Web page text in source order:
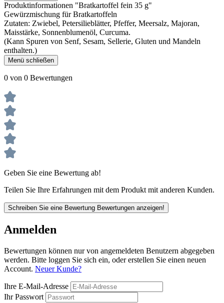
Produktinformationen "Bratkartoffel fein 35 g"
Gewürzmischung für Bratkartoffeln
Zutaten: Zwiebel, Petersilieblätter, Pfeffer, Meersalz, Majoran,
Maisstärke, Sonnenblumenöl, Curcuma.
(Kann Spuren von Senf, Sesam, Sellerie, Gluten und Mandeln
enthalten.)
Menü schließen
0 von 0 Bewertungen
Geben Sie eine Bewertung ab!
Teilen Sie Ihre Erfahrungen mit dem Produkt mit anderen Kunden.
Schreiben Sie eine Bewertung Bewertungen anzeigen!
Anmelden
Bewertungen können nur von angemeldeten Benutzern abgegeben
werden. Bitte loggen Sie sich ein, oder erstellen Sie einen neuen
Account. Neuer Kunde?
Ihre E-Mail-Adresse
Ihr Passwort